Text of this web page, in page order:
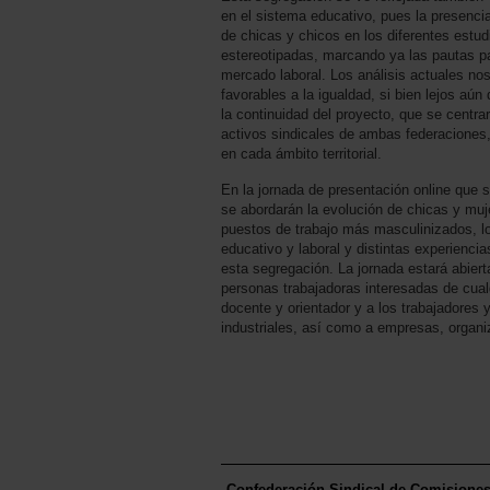
en el sistema educativo, pues la
de chicas y chicos en los diferentes
estereotipadas, marcando ya las pautas
mercado laboral. Los análisis actuales
favorables a la igualdad, si bien lejos
la continuidad del proyecto, que se
activos sindicales de ambas
en cada ámbito territorial.
En la jornada de presentación online que
se abordarán la evolución de chicas y
puestos de trabajo más masculinizados,
educativo y laboral y distintas
esta segregación. La jornada estará
personas trabajadoras interesadas de
docente y orientador y a los trabajadores
industriales, así como a empresas,